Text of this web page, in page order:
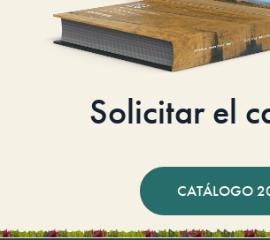
Solicitar el
CATÁLOGO